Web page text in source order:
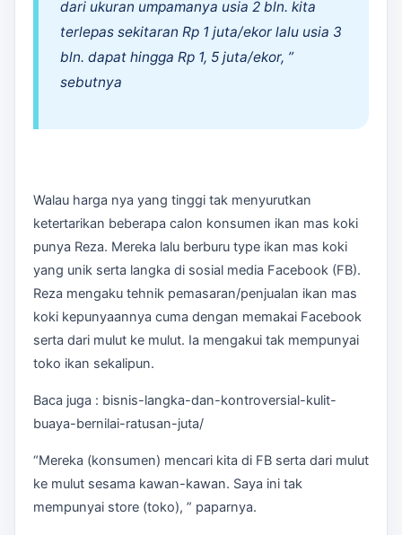
dari ukuran umpamanya usia 2 bln. kita
terlepas sekitaran Rp 1 juta/ekor lalu usia 3
bln. dapat hingga Rp 1, 5 juta/ekor, ”
sebutnya
Walau harga nya yang tinggi tak menyurutkan
ketertarikan beberapa calon konsumen ikan mas koki
punya Reza. Mereka lalu berburu type ikan mas koki
yang unik serta langka di sosial media Facebook (FB).
Reza mengaku tehnik pemasaran/penjualan ikan mas
koki kepunyaannya cuma dengan memakai Facebook
serta dari mulut ke mulut. Ia mengakui tak mempunyai
toko ikan sekalipun.
Baca juga : bisnis-langka-dan-kontroversial-kulit-
buaya-bernilai-ratusan-juta/
“Mereka (konsumen) mencari kita di FB serta dari mulut
ke mulut sesama kawan-kawan. Saya ini tak
mempunyai store (toko), ” paparnya.